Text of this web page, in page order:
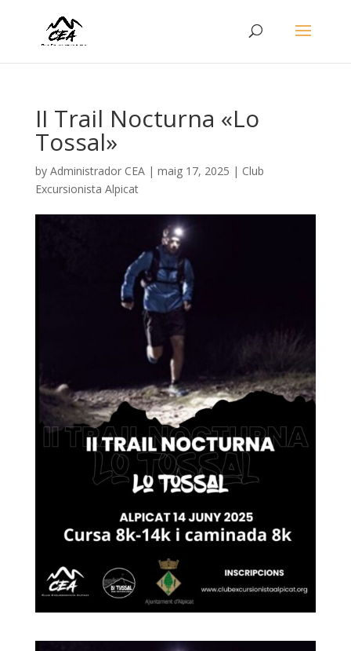
II Trail Nocturna «Lo
Tossal»
by Administrador CEA| maig 17, 2025 | Club
Excursionista Alpicat